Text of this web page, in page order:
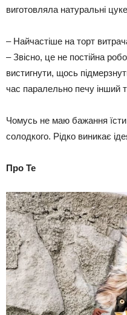
виготовляла натуральні
– Найчастіше на торт
– Звісно, це не постійна
вистигнути, щось
час паралельно печу інший
Чомусь не маю бажання
солодкого. Рідко виникає
Про Те